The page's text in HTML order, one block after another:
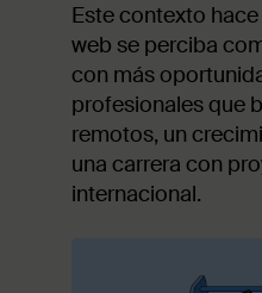
Este contexto
web se perciba
con más
profesionales que
remotos, un
una carrera con
internacional.